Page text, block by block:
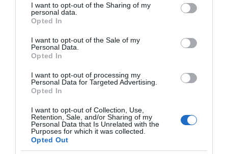
not limited to your visit or usage behaviour. You may click to
grant or deny consent to Google and its third-party tags to
use your data for below specified purposes in below Google
consent section.
I want to opt-out of the Sharing of my
personal data.
Opted In
I want to opt-out of the Sale of my
Personal Data.
Opted In
I want to opt-out of processing my
Personal Data for Targeted Advertising.
Opted In
I want to opt-out of Collection, Use,
Retention, Sale, and/or Sharing of my
Personal Data that Is Unrelated with the
Purposes for which it was collected.
Opted Out
της Ζωής μας
Οι άνθρωποι, οι αυθεντικές ιστορίες,
πολιτισμός που μας ενώνει κάθε μέρα.
ΌΣΑ ΧΡΕΙΆΖΕΣΑΙ
ΓΙΑ ΤΟ ΚΑΛΟΚΑΊΡΙ ΣΟΥ →
ΡΟΗ ΕΙΔΗΣΕΩΝ
Πώς θα αποκτήσεις λαμπερό και ενυδατωμένο δέρμα